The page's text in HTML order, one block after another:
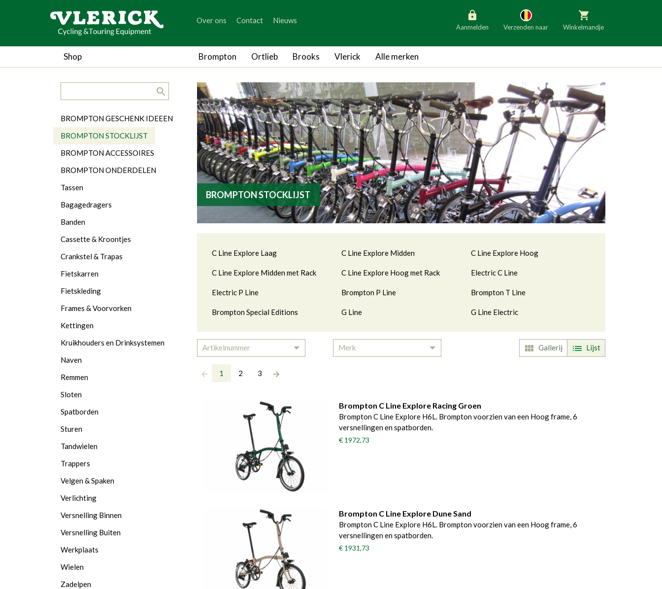
Aanmelden Verzenden naar
Duitsland Luxemburg
Frankrijk Oostenrijk
Slovenië Italië
Denemarken Finland
Bulgarije Ierland
Winkelmandje
generic_skip_language
Over ons Contact Nieuws
Shop Brompton Ortlieb Brooks Vlerick Alle merken
BROMPTON STOCKLIJST
Categorieën
C Line Explore Laag C Line Explore Midden C Line Explore Hoog
C Line Explore Midden met Rack C Line Explore Hoog met Rack Electric C Line
Electric P Line Brompton P Line Brompton T Line
Brompton Special Editions G Line G Line Electric
Artikelnummer Toggle Dropdown
Merk Toggle Dropdown Gallerij Lijst
1 2 3
Brompton C Line Explore Racing Groen
Brompton C Line Explore H6L. Brompton voorzien van een Hoog frame, 6
versnellingen en spatborden.
€ 1972,73
Brompton C Line Explore Dune Sand
Brompton C Line Explore H6L. Brompton voorzien van een Hoog frame, 6
versnellingen en spatborden.
€ 1931,73
Categorieën
BROMPTON GESCHENK IDEEEN
BROMPTON STOCKLIJST
BROMPTON ACCESSOIRES
BROMPTON ONDERDELEN
Tassen
Bagagedragers
Banden
Cassette & Kroontjes
Crankstel & Trapas
Fietskarren
Fietskleding
Frames & Voorvorken
Kettingen
Kruikhouders en Drinksystemen
Naven
Remmen
Sloten
Spatborden
Sturen
Tandwielen
Trappers
Velgen & Spaken
Verlichting
Versnelling Binnen
Versnelling Buiten
Werkplaats
Wielen
Zadelpen